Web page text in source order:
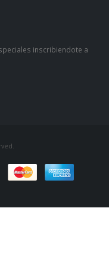
inscribiendote a